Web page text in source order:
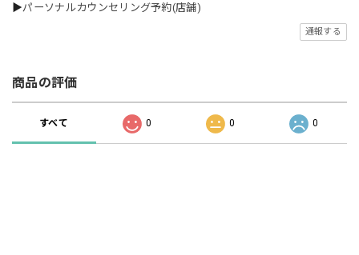
▶パーソナルカウンセリング予約(店舗)
通報する
商品の評価
すべて 0 0 0